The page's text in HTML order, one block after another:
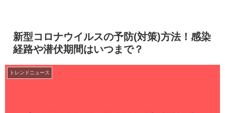
新型コロナウイルスの予防(対策)方法！感染
経路や潜伏期間はいつまで？
トレンドニュース